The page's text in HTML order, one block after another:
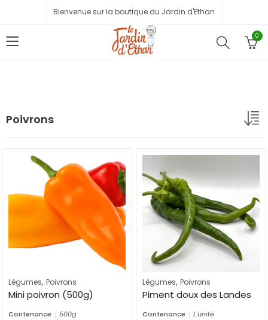
Bienvenue sur la boutique du Jardin d'Ethan
0
Poivrons
Légumes, Poivrons
Mini poivron (500g)
Contenance
500g
Légumes, Poivrons
Piment doux des Landes
Contenance
L'unité